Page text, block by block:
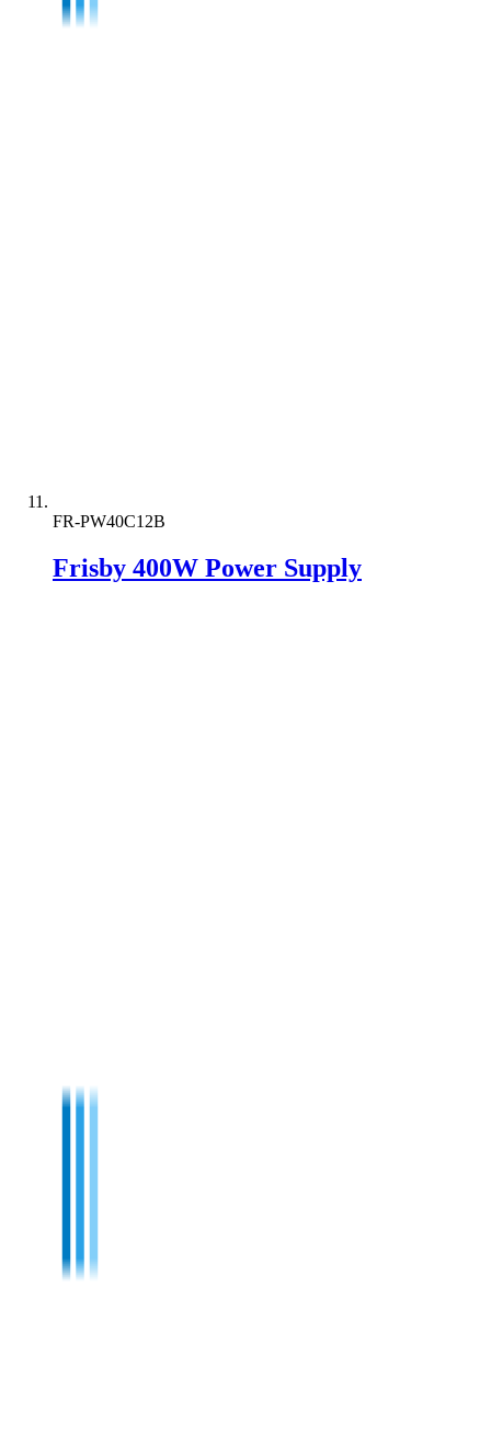
FR-PW40C12B
Frisby 400W Power Supply